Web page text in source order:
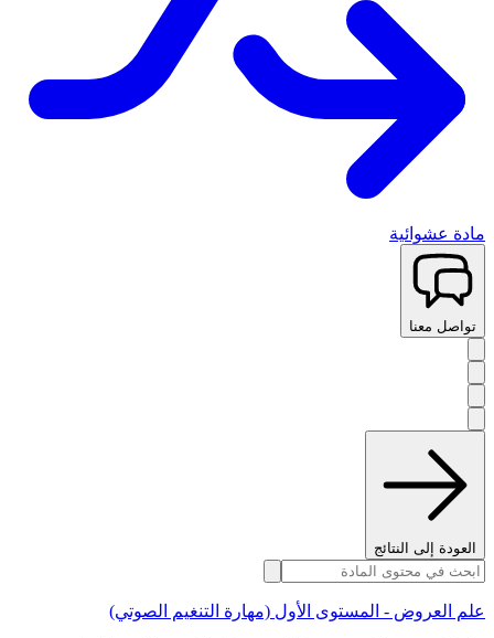
مادة عشوائية
تواصل معنا
العودة إلى النتائج
علم العروض - المستوى الأول (مهارة التنغيم الصوتي)